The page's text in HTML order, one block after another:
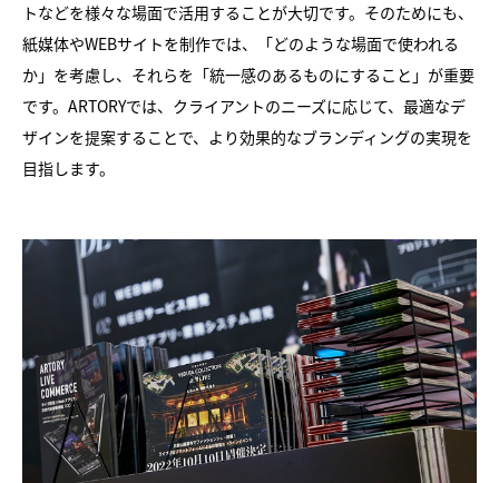
トなどを様々な場面で活用することが大切です。そのためにも、
紙媒体やWEBサイトを制作では、「どのような場面で使われる
か」を考慮し、それらを「統一感のあるものにすること」が重要
です。ARTORYでは、クライアントのニーズに応じて、最適なデ
ザインを提案することで、より効果的なブランディングの実現を
目指します。